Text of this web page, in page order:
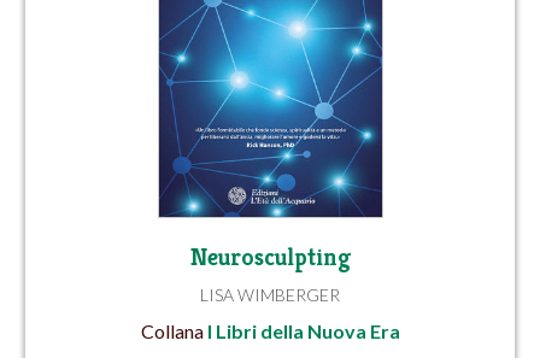
Neurosculpting
LISA WIMBERGER
Collana I Libri della Nuova Era